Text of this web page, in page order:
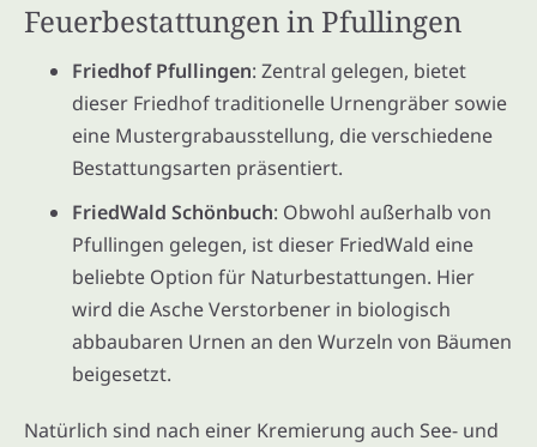
Feuerbestattungen in Pfullingen
Friedhof Pfullingen: Zentral gelegen, bietet
dieser Friedhof traditionelle Urnengräber sowie
eine Mustergrabausstellung, die verschiedene
Bestattungsarten präsentiert.
FriedWald Schönbuch: Obwohl außerhalb von
Pfullingen gelegen, ist dieser FriedWald eine
beliebte Option für Naturbestattungen. Hier
wird die Asche Verstorbener in biologisch
abbaubaren Urnen an den Wurzeln von Bäumen
beigesetzt.
Natürlich sind nach einer Kremierung auch See- und